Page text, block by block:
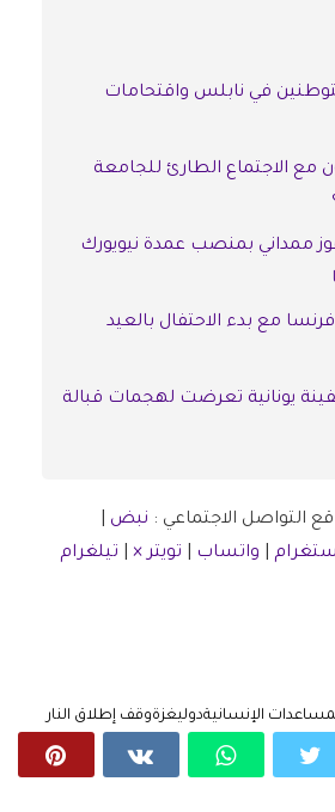
في نابلس واقتحامات
مع الاجتماع الطارئ للجامعة
ممداني بمنصب عمدة نيويورك
مع بدء الاحتفال بالعيد
يونانية تعرضت لهجمات قبالة
التواصل الاجتماعي : نبض
واتساب تويتر × تيلغرام
الإنسانيةدوليغزةوقف إطلاق النار